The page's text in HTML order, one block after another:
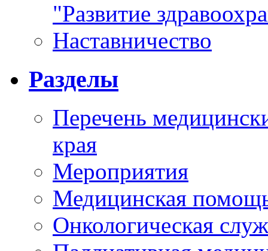
"Развитие
Наставничество
Разделы
Перечень
края
Мероприятия
Медицинская
Онкологическая